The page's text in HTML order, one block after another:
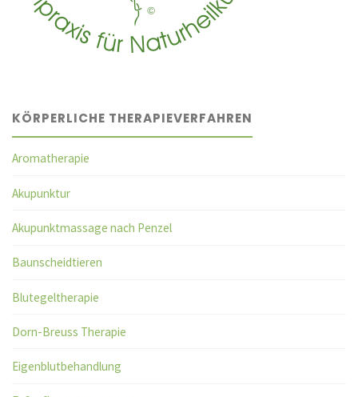
KÖRPERLICHE THERAPIEVERFAHREN
Aromatherapie
Akupunktur
Akupunktmassage nach Penzel
Baunscheidtieren
Blutegeltherapie
Dorn-Breuss Therapie
Eigenblutbehandlung